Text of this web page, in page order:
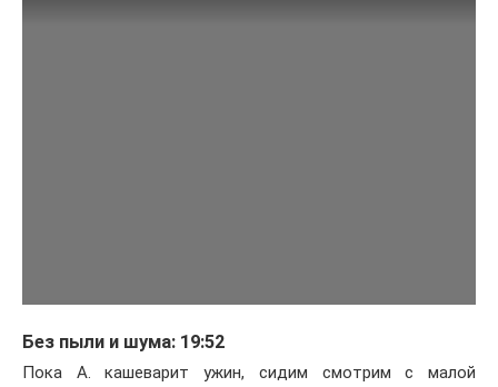
Без пыли и шума: 19:52
Пока А. кашеварит ужин, сидим смотрим с малой